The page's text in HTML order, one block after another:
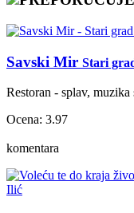
Savski Mir Stari
Restoran - splav, muzika
Ocena: 3.97
komentara